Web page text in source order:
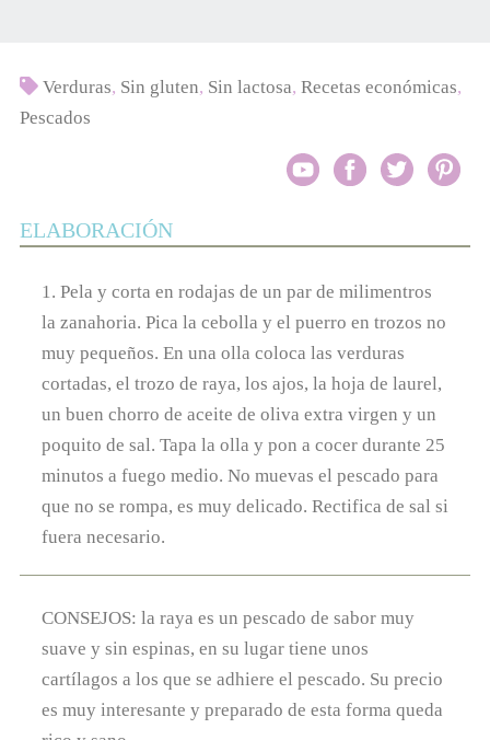
Verduras, Sin gluten, Sin lactosa, Recetas económicas,
Pescados
ELABORACIÓN
1. Pela y corta en rodajas de un par de milimentros
la zanahoria. Pica la cebolla y el puerro en trozos no
muy pequeños. En una olla coloca las verduras
cortadas, el trozo de raya, los ajos, la hoja de laurel,
un buen chorro de aceite de oliva extra virgen y un
poquito de sal. Tapa la olla y pon a cocer durante 25
minutos a fuego medio. No muevas el pescado para
que no se rompa, es muy delicado. Rectifica de sal si
fuera necesario.
CONSEJOS: la raya es un pescado de sabor muy
suave y sin espinas, en su lugar tiene unos
cartílagos a los que se adhiere el pescado. Su precio
es muy interesante y preparado de esta forma queda